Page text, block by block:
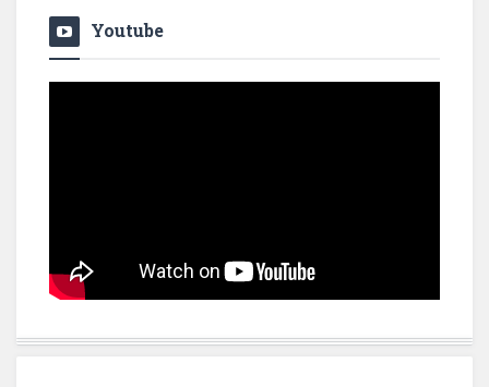
Youtube